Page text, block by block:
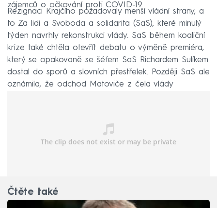
zájemců o očkování proti COVID-19.
Rezignaci Krajčího požadovaly menší vládní strany, a
to Za lidi a Svoboda a solidarita (SaS), které minulý
týden navrhly rekonstrukci vlády. SaS během koaliční
krize také chtěla otevřít debatu o výměně premiéra,
který se opakovaně se šéfem SaS Richardem Sulíkem
dostal do sporů a slovních přestřelek. Později SaS ale
oznámila, že odchod Matoviče z čela vlády
Čtěte také